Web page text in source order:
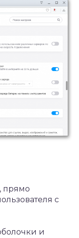
прямо
с
и